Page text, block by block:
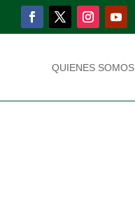
QUIENES SOMOS